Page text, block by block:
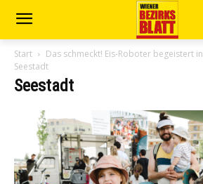
Start
Das schmeckt! Eis-Roboter begeistert
Seestadt
Seestadt